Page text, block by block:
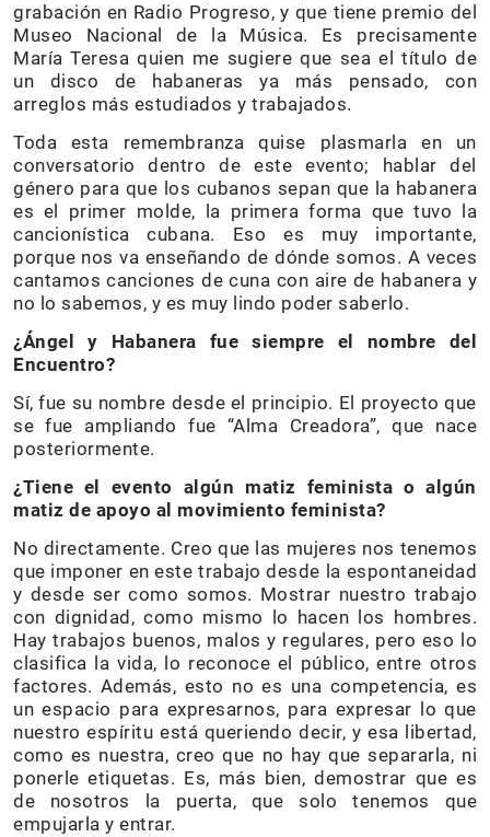
grabación en Radio Progreso, y que tiene premio del
Museo Nacional de la Música. Es precisamente
María Teresa quien me sugiere que sea el título de
un disco de habaneras ya más pensado, con
arreglos más estudiados y trabajados.
Toda esta remembranza quise plasmarla en un
conversatorio dentro de este evento; hablar del
género para que los cubanos sepan que la habanera
es el primer molde, la primera forma que tuvo la
cancionística cubana. Eso es muy importante,
porque nos va enseñando de dónde somos. A veces
cantamos canciones de cuna con aire de habanera y
no lo sabemos, y es muy lindo poder saberlo.
¿Ángel y Habanera fue siempre el nombre del
Encuentro?
Sí, fue su nombre desde el principio. El proyecto que
se fue ampliando fue “Alma Creadora”, que nace
posteriormente.
¿Tiene el evento algún matiz feminista o algún
matiz de apoyo al movimiento feminista?
No directamente. Creo que las mujeres nos tenemos
que imponer en este trabajo desde la espontaneidad
y desde ser como somos. Mostrar nuestro trabajo
con dignidad, como mismo lo hacen los hombres.
Hay trabajos buenos, malos y regulares, pero eso lo
clasifica la vida, lo reconoce el público, entre otros
factores. Además, esto no es una competencia, es
un espacio para expresarnos, para expresar lo que
nuestro espíritu está queriendo decir, y esa libertad,
como es nuestra, creo que no hay que separarla, ni
ponerle etiquetas. Es, más bien, demostrar que es
de nosotros la puerta, que solo tenemos que
empujarla y entrar.